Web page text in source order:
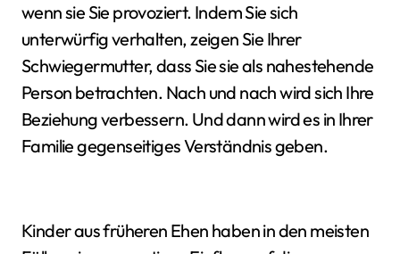
wenn sie Sie provoziert. Indem Sie sich
unterwürfig verhalten, zeigen Sie Ihrer
Schwiegermutter, dass Sie sie als nahestehende
Person betrachten. Nach und nach wird sich Ihre
Beziehung verbessern. Und dann wird es in Ihrer
Familie gegenseitiges Verständnis geben.
Kinder aus früheren Ehen haben in den meisten